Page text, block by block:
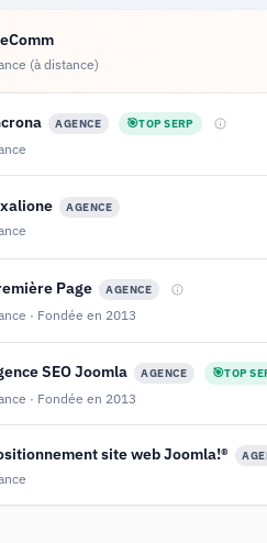
(à distance)
AGENCE TOP SERP
AGENCE
Page AGENCE
· Fondée en 2013
SEO Joomla AGENCE TOP
· Fondée en 2013
site web Joomla!®